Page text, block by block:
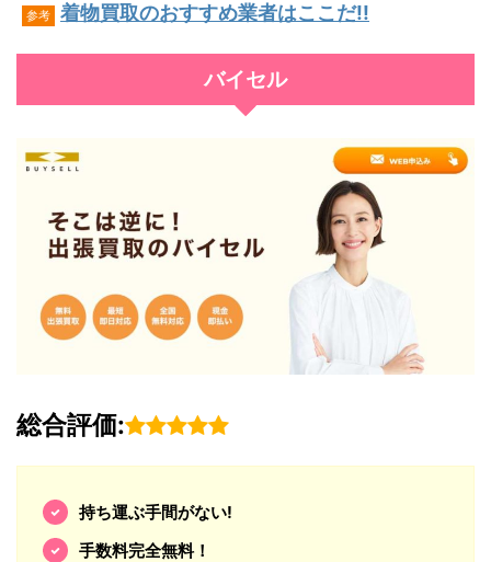
参考 着物買取のおすすめ業者はここだ!!
バイセル
総合評価:
持ち運ぶ手間がない!
手数料完全無料！